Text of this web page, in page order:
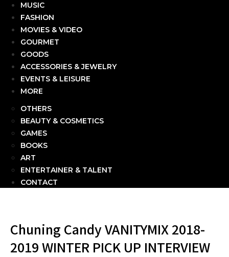
MUSIC
FASHION
MOVIES & VIDEO
GOURMET
GOODS
ACCESSORIES & JEWELRY
EVENTS & LEISURE
MORE
OTHERS
BEAUTY & COSMETICS
GAMES
BOOKS
ART
ENTERTAINER & TALENT
CONTACT
Chuning Candy VANITYMIX 2018-
2019 WINTER PICK UP INTERVIEW